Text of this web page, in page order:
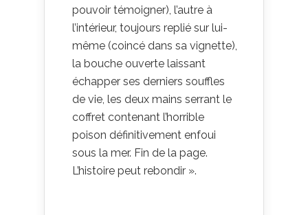
pouvoir témoigner), l’autre à
l’intérieur, toujours replié sur lui-
même (coincé dans sa vignette),
la bouche ouverte laissant
échapper ses derniers souffles
de vie, les deux mains serrant le
coffret contenant l’horrible
poison définitivement enfoui
sous la mer. Fin de la page.
L’histoire peut rebondir ».